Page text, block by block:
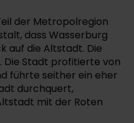
der Metropolregion
dass Wasserburg
auf die Altstadt. Die
Die Stadt profitierte von
führte seither ein eher
durchquert,
mit der Roten